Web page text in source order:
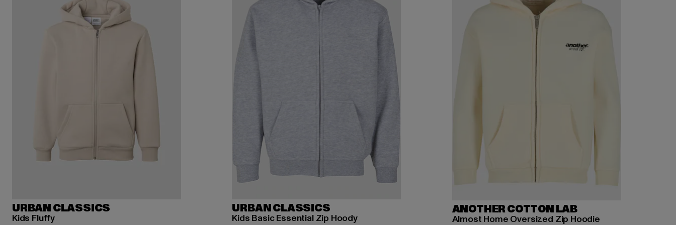
URBAN CLASSICS
Kids Fluffy
URBAN CLASSICS
Kids Basic Essential Zip Hoody
ANOTHER COTTON LAB
Almost Home Oversized Zip Hoodie